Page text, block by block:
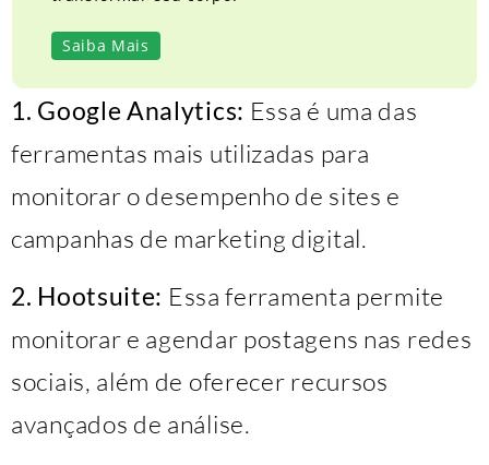
Saiba Mais
1. Google Analytics: Essa é uma das
ferramentas mais utilizadas para
monitorar o desempenho de sites e
campanhas de marketing digital.
2. Hootsuite: Essa ferramenta permite
monitorar e agendar postagens nas redes
sociais, além de oferecer recursos
avançados de análise.